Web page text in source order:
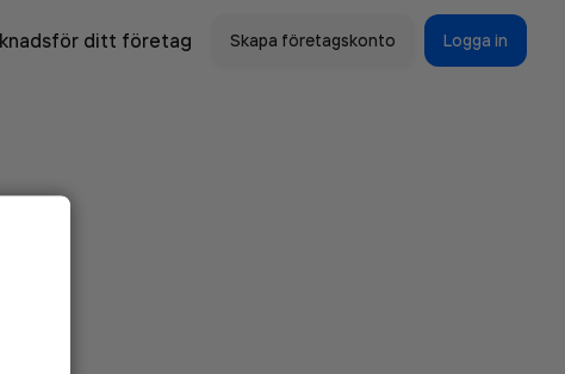
ditt företag Skapa företagskonto Logga in